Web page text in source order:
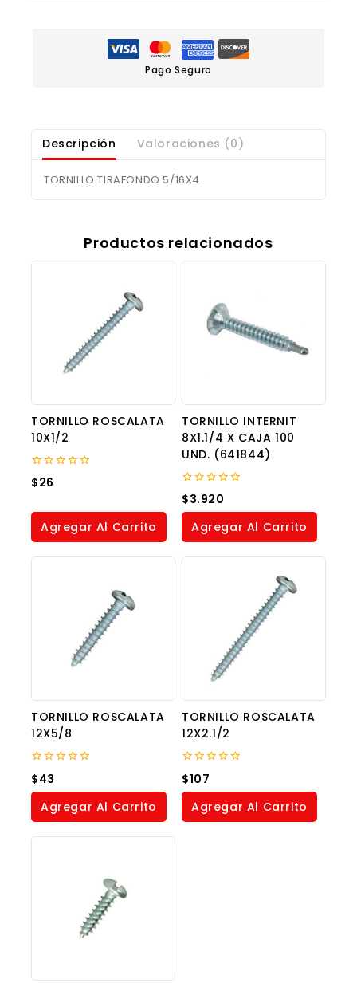
Pago Seguro
Descripción Valoraciones (0)
TORNILLO TIRAFONDO 5/16X4
Productos relacionados
TORNILLO ROSCALATA
10X1/2
0
out
5
$26
Agregar Al Carrito
TORNILLO INTERNIT
8X1.1/4 X CAJA 100
UND. (641844)
0
out
of
$3.920
Agregar Al Carrito
TORNILLO ROSCALATA
12X5/8
0
out
of
$43
Agregar Al Carrito
TORNILLO ROSCALATA
12X2.1/2
0
out
of
$107
Agregar Al Carrito